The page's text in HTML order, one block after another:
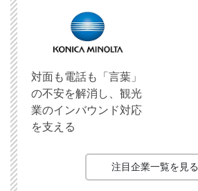
対面も電話も「言葉」
の不安を解消し、観光
業のインバウンド対応
を支える
注目企業一覧を見る